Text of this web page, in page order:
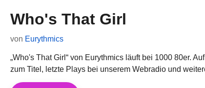
Who's That Girl
von Eurythmics
„Who's That Girl“ von Eurythmics läuft bei 1000 80er.
zum Titel, letzte Plays bei unserem Webradio und